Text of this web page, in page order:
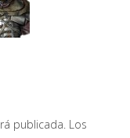
publicada. Los